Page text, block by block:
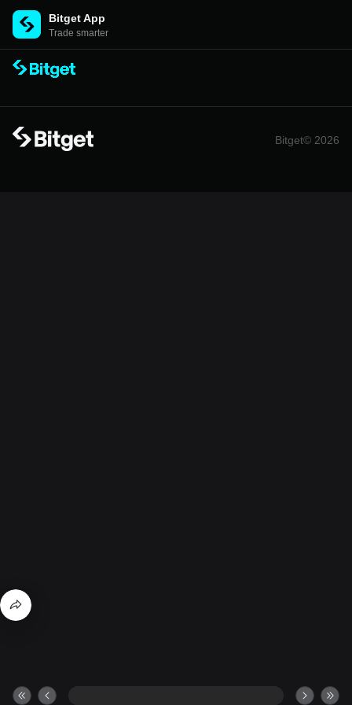
Bitget App
Trade smarter
Bitget© 2026